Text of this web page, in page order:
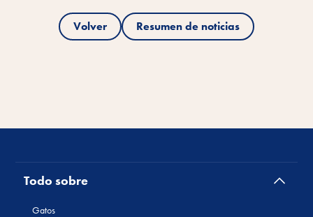
Volver Resumen de noticias
Todo sobre
Gatos